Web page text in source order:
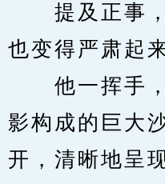
提及正事，
也变得严肃起来
他一挥手，
影构成的巨大
开，清晰地呈